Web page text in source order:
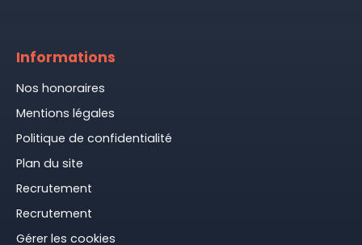
Informations
Nos honoraires
Mentions légales
Politique de confidentialité
Plan du site
Recrutement
Recrutement
Gérer les cookies